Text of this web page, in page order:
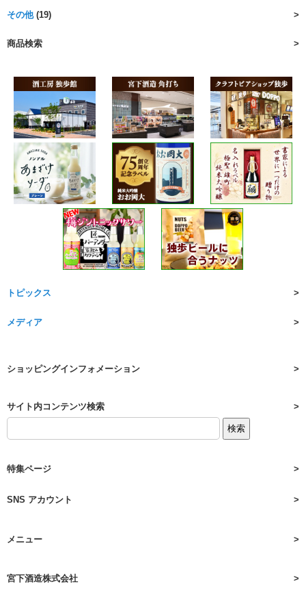
その他(19)
商品検索
トピックス
メディア
ショッピングインフォメーション
サイト内コンテンツ検索
特集ページ
SNS アカウント
メニュー
宮下酒造株式会社